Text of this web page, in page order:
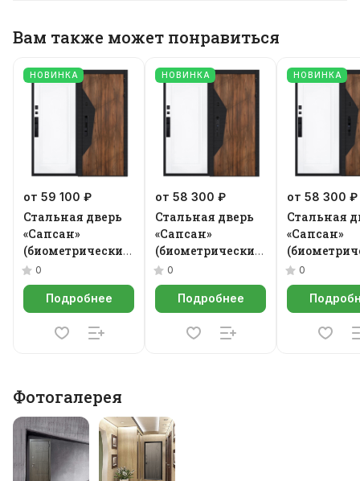
Вам также может понравиться
НОВИНКА
от 59 100 ₽
Стальная дверь
«Сапсан»
(биометрический
замок Smart lock
Y23)
0
Подробнее
НОВИНКА
от 58 300 ₽
Стальная дверь
«Сапсан»
(биометрический
замок Smart lock
К06)
0
Подробнее
НОВИНКА
от 58 300 ₽
Стальная
«Сапсан»
замок
Y12)
0
Фотогалерея